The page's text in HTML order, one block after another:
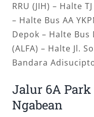
RRU (JIH) – Halte
– Halte Bus AA
Depok – Halte Bus
(ALFA) – Halte Jl.
Bandara
Jalur 6A Park
Ngabean